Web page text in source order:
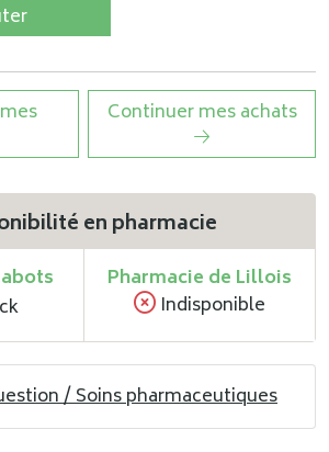
Continuer mes achats
en pharmacie
Pharmacie de Lillois
Indisponible
/ Soins pharmaceutiques